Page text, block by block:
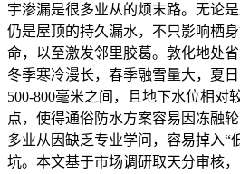
宇渗漏是很多业从的烦末路。无论
仍是屋顶的持久漏水，不只影响栖
命，以至激发邻里胶葛。敦化地处
冬季寒冷漫长，春季融雪量大，夏
500-800毫米之间，且地下水位相对
点，使得通俗防水方案容易因冻融
多业从因缺乏专业学问，容易掉入“
坑。本文基于市场调研取天分审核